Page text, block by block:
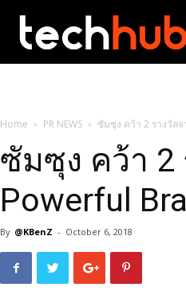
Home PR NEWS ซัมซุง คว้า 2 รางวัล
ซัมซุง คว้า 2
Powerful
By @KBenZ - October 6, 2018